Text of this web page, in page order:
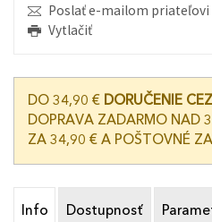
Poslať e-mailom priateľovi
Vytlačiť
DO 34,90 € DORUČENIE
DOPRAVA ZADARMO NAD
ZA 34,90 € A POŠTOVNÉ
Info Dostupnosť